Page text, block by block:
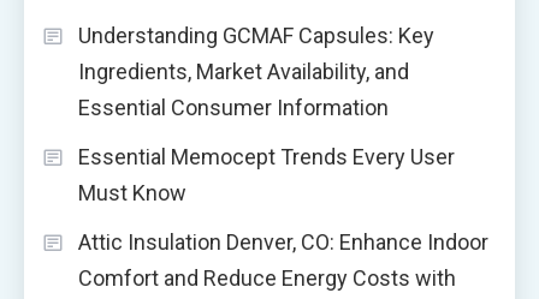
Understanding GCMAF Capsules: Key
Ingredients, Market Availability, and
Essential Consumer Information
Essential Memocept Trends Every User
Must Know
Attic Insulation Denver, CO: Enhance Indoor
Comfort and Reduce Energy Costs with